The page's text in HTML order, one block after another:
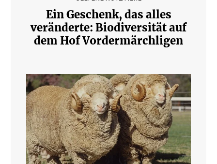
Ein Geschenk, das alles
veränderte: Biodiversität auf
dem Hof Vordermärchligen